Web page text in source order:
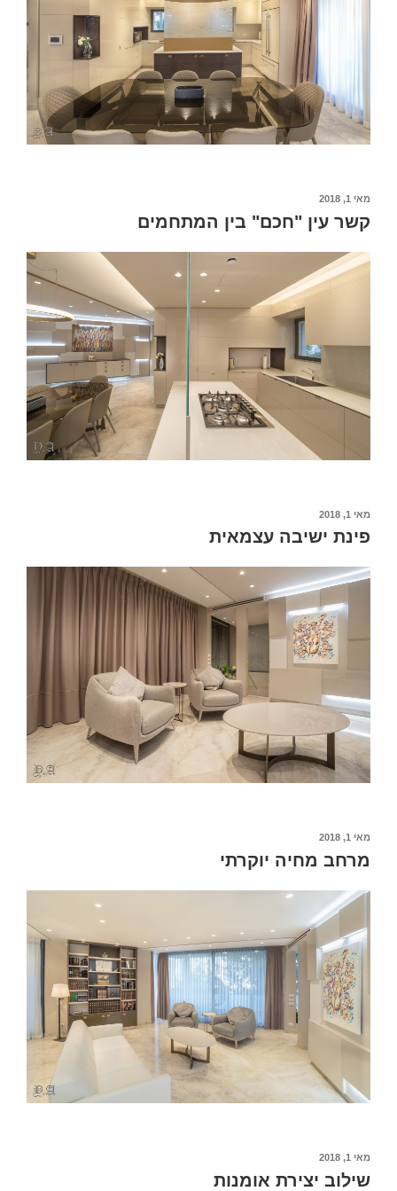
מאי 1, 2018
קשר עין "חכם" בין המתחמים
מאי 1, 2018
פינת ישיבה עצמאית
מאי 1, 2018
מרחב מחיה יוקרתי
מאי 1, 2018
שילוב יצירת אומנות